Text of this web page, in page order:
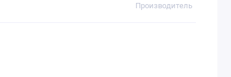
Производитель